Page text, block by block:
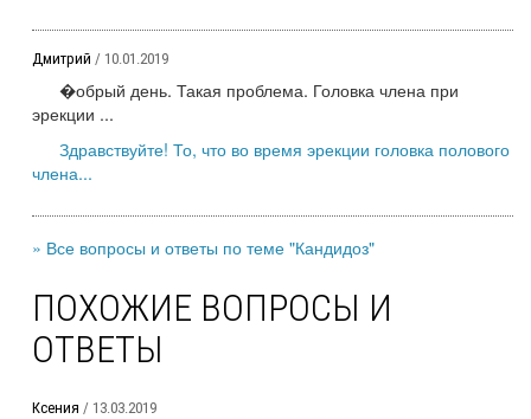
Дмитрий / 10.01.2019
�обрый день. Такая проблема. Головка члена при
эрекции ...
Здравствуйте! То, что во время эрекции головка полового
члена...
» Все вопросы и ответы по теме "Кандидоз"
ПОХОЖИЕ ВОПРОСЫ И
ОТВЕТЫ
Ксения / 13.03.2019